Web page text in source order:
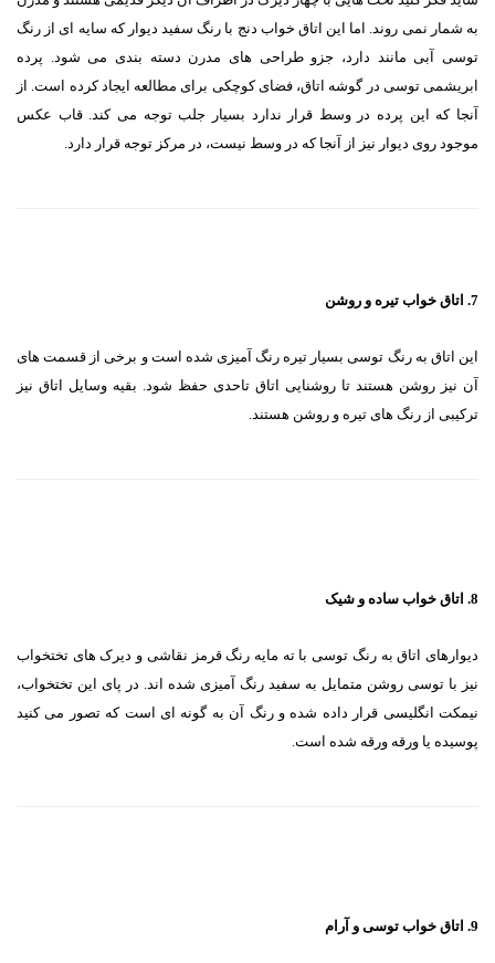
به شمار نمی روند. اما این اتاق خواب دنج با رنگ سفید دیوار که سایه ای از رنگ
توسی آبی مانند دارد، جزو طراحی های مدرن دسته بندی می شود. پرده
ابریشمی توسی در گوشه اتاق، فضای کوچکی برای مطالعه ایجاد کرده است. از
آنجا که این پرده در وسط قرار ندارد بسیار جلب توجه می کند. قاب عکس
موجود روی دیوار نیز از آنجا که در وسط نیست، در مرکز توجه قرار دارد.
7. اتاق خواب تیره و روشن
این اتاق به رنگ توسی بسیار تیره رنگ آمیزی شده است و برخی از قسمت های
آن نیز روشن هستند تا روشنایی اتاق تاحدی حفظ شود. بقیه وسایل اتاق نیز
ترکیبی از رنگ های تیره و روشن هستند.
8. اتاق خواب ساده و شیک
دیوارهای اتاق به رنگ توسی با ته مایه رنگ قرمز نقاشی و دیرک های تختخواب
نیز با توسی روشن متمایل به سفید رنگ آمیزی شده اند. در پای این تختخواب،
نیمکت انگلیسی قرار داده شده و رنگ آن به گونه ای است که تصور می کنید
پوسیده یا ورقه ورقه شده است.
9. اتاق خواب توسی و آرام